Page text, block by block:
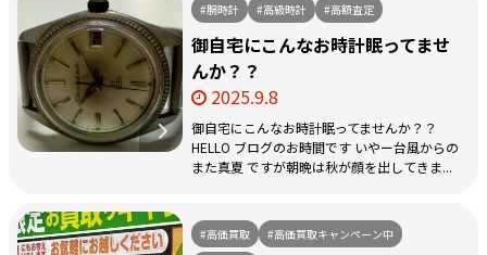
#腕時計 #高級時計 #高額査定
御自宅にこんなお時計眠ってませ
んか？？
2025.9.8
御自宅にこんなお時計眠ってませんか？？
HELLO ブログのお時間です いやー台風からの
また真夏 ですが朝晩は秋が顔を出してきま...
#高価買取
#高価買取キャンペーン中